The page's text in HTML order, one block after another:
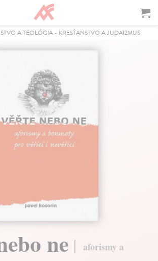
A TEOLÓGIA- KRESŤANSTVO A JUDAIZMUS
ne
aforismy a